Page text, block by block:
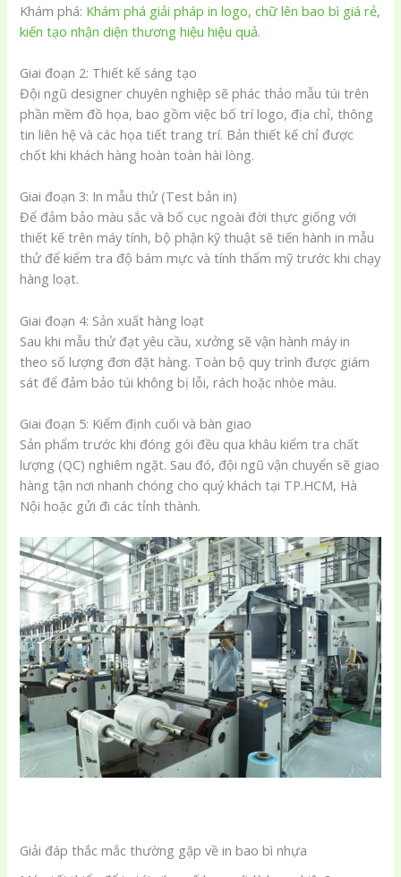
Khám phá: Khám phá giải pháp in logo, chữ lên bao bì giá rẻ,
kiến tạo nhận diện thương hiệu hiệu quả.
Giai đoạn 2: Thiết kế sáng tạo
Đội ngũ designer chuyên nghiệp sẽ phác thảo mẫu túi trên
phần mềm đồ họa, bao gồm việc bố trí logo, địa chỉ, thông
tin liên hệ và các họa tiết trang trí. Bản thiết kế chỉ được
chốt khi khách hàng hoàn toàn hài lòng.
Giai đoạn 3: In mẫu thử (Test bản in)
Để đảm bảo màu sắc và bố cục ngoài đời thực giống với
thiết kế trên máy tính, bộ phận kỹ thuật sẽ tiến hành in mẫu
thử để kiểm tra độ bám mực và tính thẩm mỹ trước khi chạy
hàng loạt.
Giai đoạn 4: Sản xuất hàng loạt
Sau khi mẫu thử đạt yêu cầu, xưởng sẽ vận hành máy in
theo số lượng đơn đặt hàng. Toàn bộ quy trình được giám
sát để đảm bảo túi không bị lỗi, rách hoặc nhòe màu.
Giai đoạn 5: Kiểm định cuối và bàn giao
Sản phẩm trước khi đóng gói đều qua khâu kiểm tra chất
lượng (QC) nghiêm ngặt. Sau đó, đội ngũ vận chuyển sẽ giao
hàng tận nơi nhanh chóng cho quý khách tại TP.HCM, Hà
Nội hoặc gửi đi các tỉnh thành.
Giải đáp thắc mắc thường gặp về in bao bì nhựa